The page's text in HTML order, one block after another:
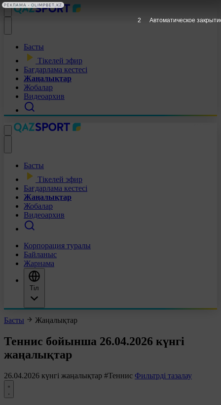
Басты
Тікелей эфир
Бағдарлама кестесі
Жаңалықтар
Жобалар
Видеоархив
Басты
Тікелей эфир
Бағдарлама кестесі
Жаңалықтар
Жобалар
Видеоархив
Корпорация туралы
Байланыс
Жарнама
Тіл
Басты Жаңалықтар
Теннис бойынша 26.04.2026 күнгі
жаңалықтар
26.04.2026 күнгі жаңалықтар #Теннис Фильтрді тазалау
1 Автоматическое
РЕКЛАМА • OLIMPBET.KZ